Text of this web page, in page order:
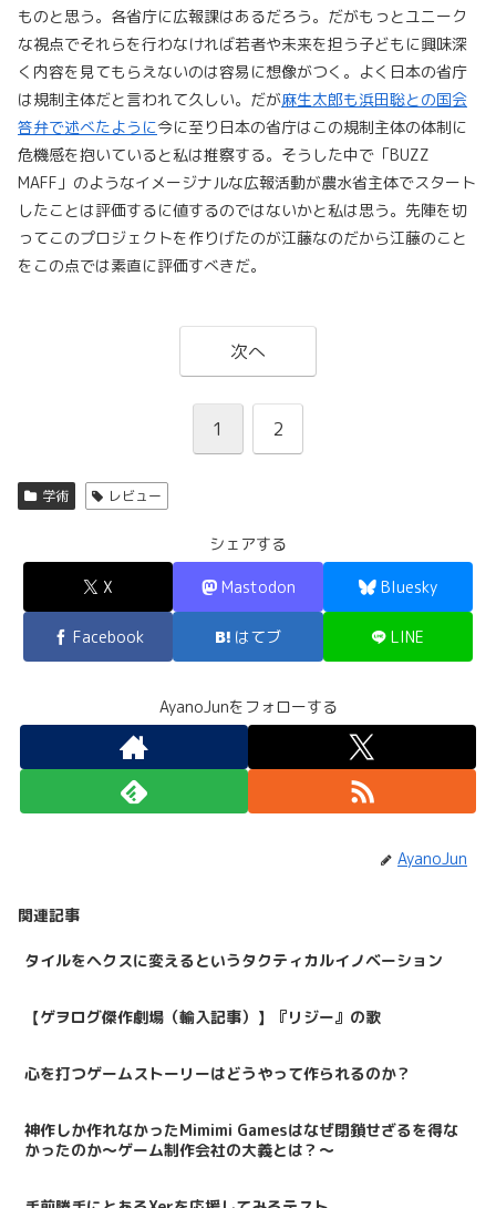
ものと思う。各省庁に広報課はあるだろう。だがもっとユニーク
な視点でそれらを行わなければ若者や未来を担う子どもに興味深
く内容を見てもらえないのは容易に想像がつく。よく日本の省庁
は規制主体だと言われて久しい。だが麻生太郎も浜田聡との国会
答弁で述べたように今に至り日本の省庁はこの規制主体の体制に
危機感を抱いていると私は推察する。そうした中で「BUZZ
MAFF」のようなイメージナルな広報活動が農水省主体でスタート
したことは評価するに値するのではないかと私は思う。先陣を切
ってこのプロジェクトを作りげたのが江藤なのだから江藤のこと
をこの点では素直に評価すべきだ。
次へ
1 2
学術 レビュー
シェアする
X Mastodon Bluesky
Facebook はてブ LINE
AyanoJunをフォローする
AyanoJun
関連記事
タイルをヘクスに変えるというタクティカルイノベーション
【ゲヲログ傑作劇場（輸入記事）】『リジー』の歌
心を打つゲームストーリーはどうやって作られるのか？
神作しか作れなかったMimimi Gamesはなぜ閉鎖せざるを得な
かったのか〜ゲーム制作会社の大義とは？〜